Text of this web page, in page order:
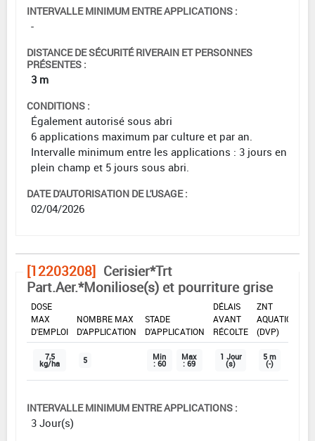
INTERVALLE MINIMUM ENTRE APPLICATIONS :
-
DISTANCE DE SÉCURITÉ RIVERAIN ET PERSONNES
PRÉSENTES :
3 m
CONDITIONS :
Également autorisé sous abri
6 applications maximum par culture et par an.
Intervalle minimum entre les applications : 3 jours en
plein champ et 5 jours sous abri.
DATE D'AUTORISATION DE L'USAGE :
02/04/2026
[12203208] Cerisier*Trt
Part.Aer.*Moniliose(s) et pourriture grise
DOSE
MAX
D'EMPLOI
NOMBRE MAX
D'APPLICATION
STADE
D'APPLICATION
DÉLAIS
AVANT
RÉCOLTE
ZNT
AQUATIQUE
(DVP)
7,5
kg/ha 5 Min
: 60
Max
: 69
1 Jour
(s)
5 m
(-)
INTERVALLE MINIMUM ENTRE APPLICATIONS :
3 Jour(s)